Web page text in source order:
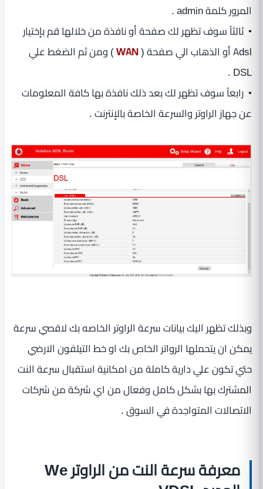
المرور كلمة admin .
• ثالثاً سوف تظهر لك صفحة أو نافذة من خلالها قم بإختيار
Adsl أو الذهاب الي صفحة (
WAN) ومن ثم الضغط علي
DSL .
• رابعاً سوف تظهر لك بعد ذلك نافذة بها كافة المعلومات
عن جهاز الراوتر والسرعة الخاصة بالإنترنت .
وبذلك تظهر اليك بيانات سرعة الراوتر الخاصه بك لاقصي سرعة
يمكن ان يتحملها الرواتر الخاص بك او خط التيلفون الارضي
حتي تكون علي دارية كاملة من امكانية استقبال سرعة النت
المشترك بها بشكل كامل وفعال من اي شركة من شركات
الاتصالات المتواجدة في السوق .
معرفة سرعة النت من الراوتر We